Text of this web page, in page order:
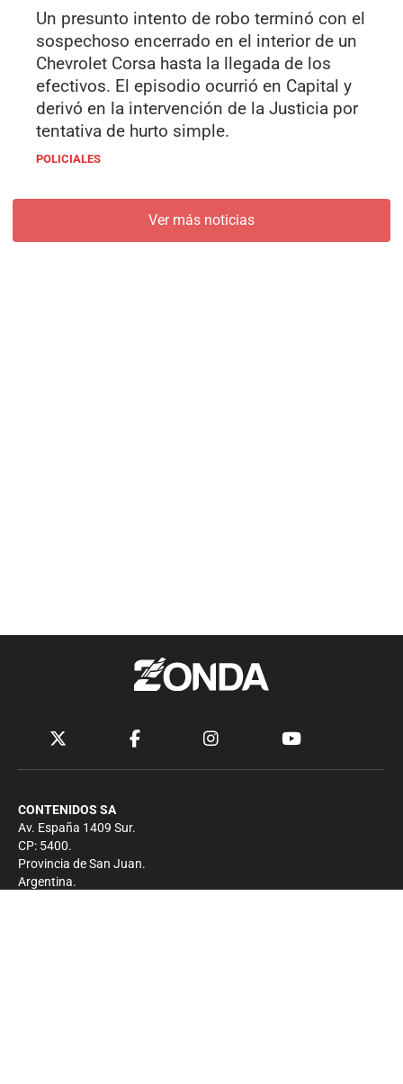
Un presunto intento de robo terminó con el
sospechoso encerrado en el interior de un
Chevrolet Corsa hasta la llegada de los
efectivos. El episodio ocurrió en Capital y
derivó en la intervención de la Justicia por
tentativa de hurto simple.
POLICIALES
Ver más noticias
CONTENIDOS SA
Av. España 1409 Sur.
CP: 5400.
Provincia de San Juan.
Argentina.